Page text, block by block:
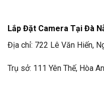
Lắp Đặt Camera Tại Đà
Địa chỉ: 722 Lê Văn Hiến,
Trụ sở: 111 Yên Thế, Hòa